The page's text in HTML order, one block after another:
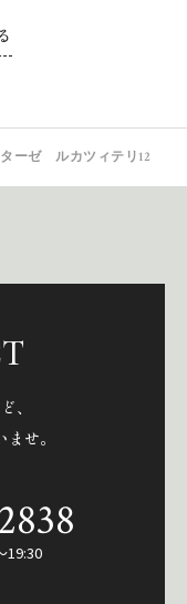
ターゼ ルカツィテリ12
、
せ。
19:30